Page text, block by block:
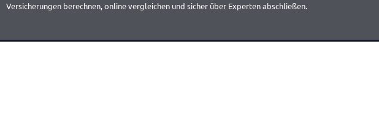
Versicherungen berechnen, online vergleichen und sicher über Experten abschließen.